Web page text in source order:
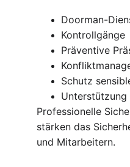
Doorman-
Kontrollgänge
Präventive
Schutz
Unterstützung
Professionelle
stärken das
und Mitarbeitern.